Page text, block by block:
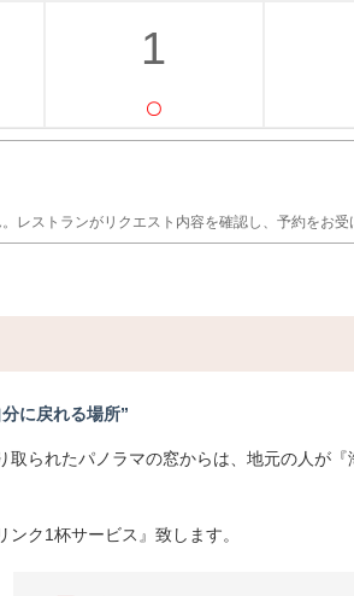
1
レストランがリクエスト内容を確認し、予約をお
に戻れる場所”
られたパノラマの窓からは、地元の人が
ク1杯サービス』致します。